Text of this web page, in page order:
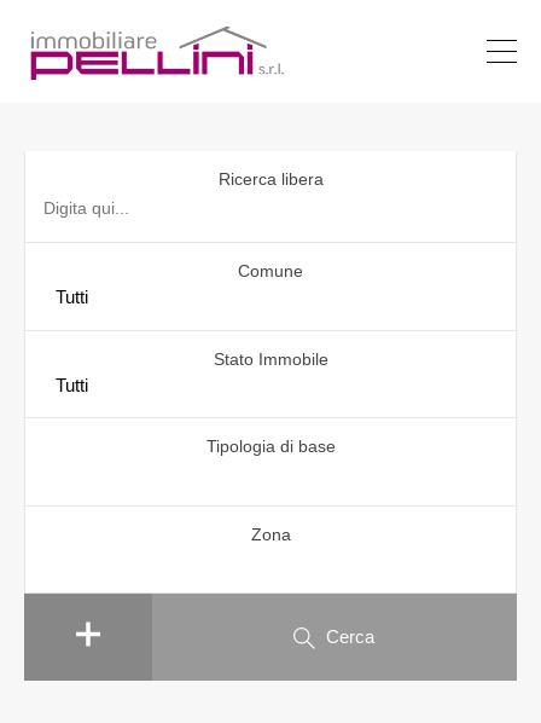
Ricerca libera
Comune
Stato Immobile
Tipologia di base
Zona
Cerca